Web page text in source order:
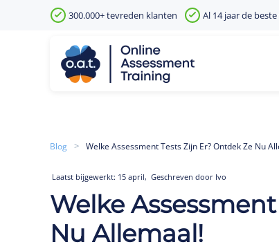
300.000+ tevreden klanten Al 14 jaar de
Blog Welke Assessment Tests Zijn Er? Ontdek Ze Nu
Laatst bijgewerkt: 15 april, Geschreven door Ivo
Welke
Nu Allemaal!